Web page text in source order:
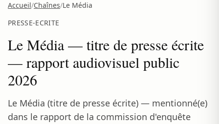
Accueil/Chaînes/Le Média
PRESSE-ECRITE
Le Média — titre de presse écrite
— rapport audiovisuel public
2026
Le Média (titre de presse écrite) — mentionné(e)
dans le rapport de la commission d'enquête